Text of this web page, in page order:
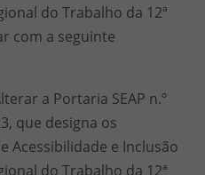
do Trabalho da 12ª
com a seguinte
a Portaria SEAP n.º
que designa os
Acessibilidade e Inclusão
do Trabalho da 12ª